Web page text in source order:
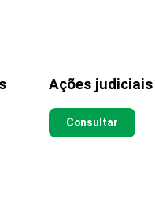
Ações judiciais
Consultar